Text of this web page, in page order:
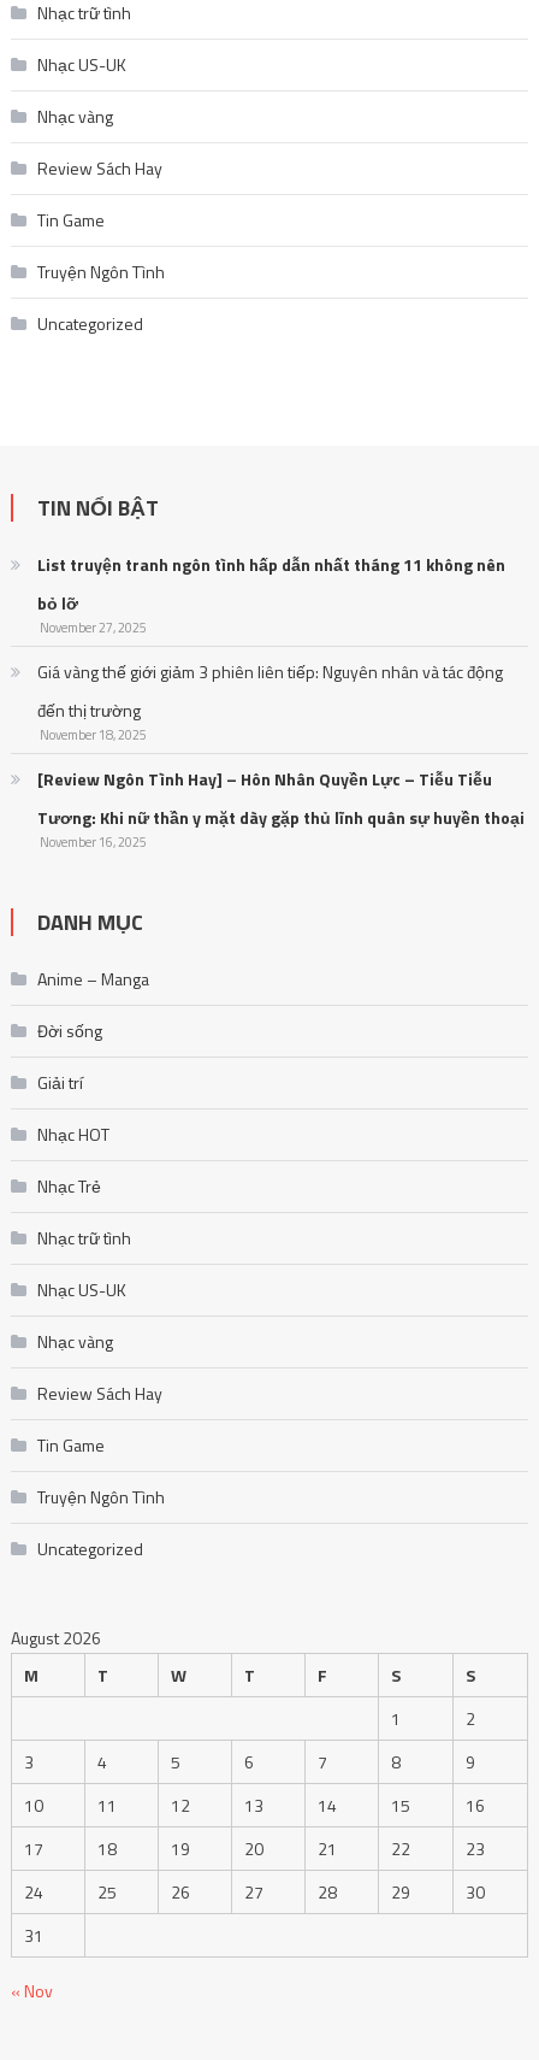
Nhạc trữ tình
Nhạc US-UK
Nhạc vàng
Review Sách Hay
Tin Game
Truyện Ngôn Tình
Uncategorized
TIN NỔI BẬT
List truyện tranh ngôn tình hấp dẫn nhất tháng 11 không nên
bỏ lỡ
November 27, 2025
Giá vàng thế giới giảm 3 phiên liên tiếp: Nguyên nhân và tác động
đến thị trường
November 18, 2025
[Review Ngôn Tình Hay] – Hôn Nhân Quyền Lực – Tiễu Tiễu
Tương: Khi nữ thần y mặt dày gặp thủ lĩnh quân sự huyền thoại
November 16, 2025
DANH MỤC
Anime – Manga
Đời sống
Giải trí
Nhạc HOT
Nhạc Trẻ
Nhạc trữ tình
Nhạc US-UK
Nhạc vàng
Review Sách Hay
Tin Game
Truyện Ngôn Tình
Uncategorized
August 2026
M
T W T F S
S
1
2
3
4 5 6 7 8
9
10
11 12 13 14 15
16
17
18 19 20 21 22
23
24
25 26 27 28 29
30
31
« Nov